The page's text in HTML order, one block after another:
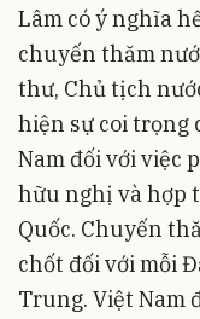
Lâm có ý nghĩa
chuyến thăm
thư, Chủ tịch
hiện sự coi trọng
Nam đối với việc
hữu nghị và hợp
Quốc. Chuyến
chốt đối với mỗi
Trung. Việt Nam